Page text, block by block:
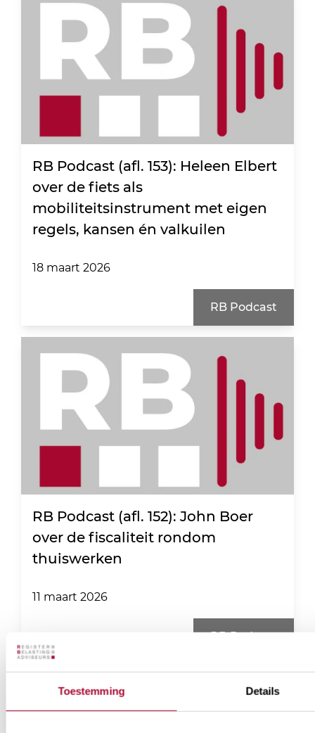
Toestemming Details
RB Podcast (afl. 153): Heleen Elbert
over de fiets als
mobiliteitsinstrument met eigen
regels, kansen én valkuilen
18 maart 2026
RB Podcast
RB Podcast (afl. 152): John Boer
over de fiscaliteit rondom
thuiswerken
11 maart 2026
RB Podcast